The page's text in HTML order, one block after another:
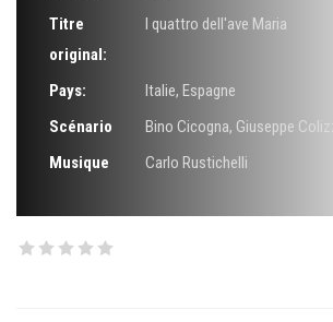
Titre
original:
I quattro dell'ave Maria
Pays:
Italie, Espagne
Scénario
Bino Cicogna, Giuseppe Colizzi
Musique
Carlo Rustichelli